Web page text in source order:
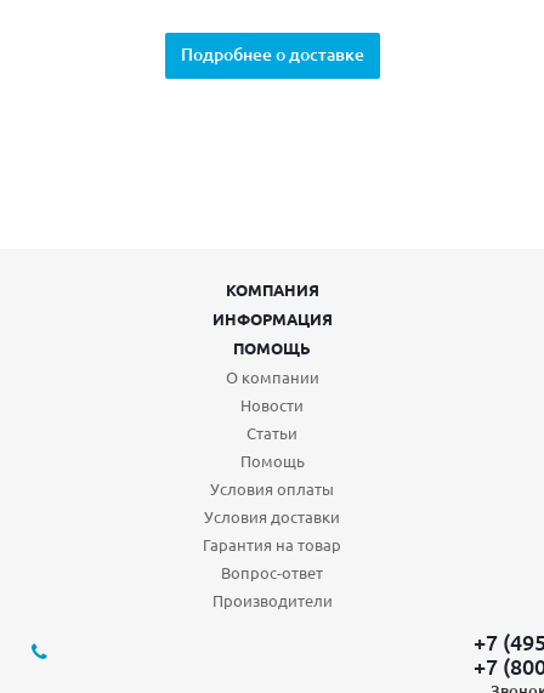
Подробнее о доставке
КОМПАНИЯ
ИНФОРМАЦИЯ
ПОМОЩЬ
О компании
Новости
Статьи
Помощь
Условия оплаты
Условия доставки
Гарантия на товар
Вопрос-ответ
Производители
+7
+7